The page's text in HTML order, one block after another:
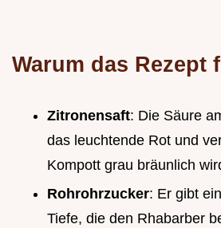
Warum das Rezept
Zitronensaft: Die Säure
das leuchtende Rot und
Kompott grau bräunlich
Rohrohrzucker: Er gibt
Tiefe, die den Rhabarber